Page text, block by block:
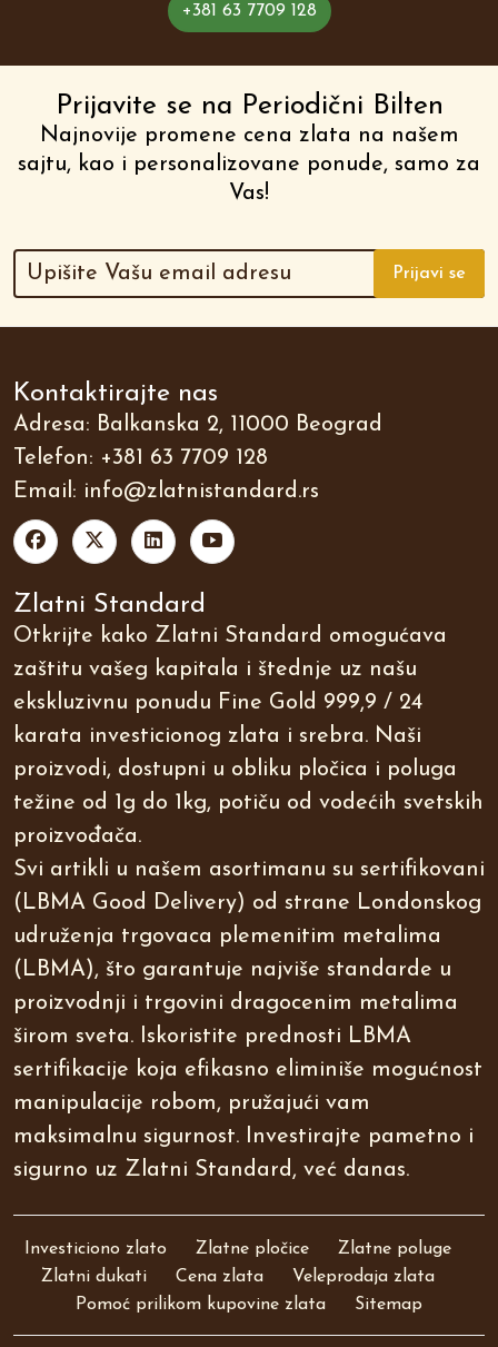
+381 63 7709 128
Prijavite se na Periodični Bilten
Najnovije promene cena zlata na našem
sajtu, kao i personalizovane ponude, samo za
Vas!
Prijavi se
Kontaktirajte nas
Adresa: Balkanska 2, 11000 Beograd
Telefon: +381 63 7709 128
Email: info@zlatnistandard.rs
Zlatni Standard
Otkrijte kako Zlatni Standard omogućava
zaštitu vašeg kapitala i štednje uz našu
ekskluzivnu ponudu Fine Gold 999,9 / 24
karata investicionog zlata i srebra. Naši
proizvodi, dostupni u obliku pločica i poluga
težine od 1g do 1kg, potiču od vodećih svetskih
proizvođača.
Svi artikli u našem asortimanu su sertifikovani
(LBMA Good Delivery) od strane Londonskog
udruženja trgovaca plemenitim metalima
(LBMA), što garantuje najviše standarde u
proizvodnji i trgovini dragocenim metalima
širom sveta. Iskoristite prednosti LBMA
sertifikacije koja efikasno eliminiše mogućnost
manipulacije robom, pružajući vam
maksimalnu sigurnost. Investirajte pametno i
sigurno uz Zlatni Standard, već danas.
Investiciono zlato Zlatne pločice
Zlatne poluge
Zlatni dukati
Cena zlata
Veleprodaja zlata
Pomoć prilikom kupovine zlata
Sitemap